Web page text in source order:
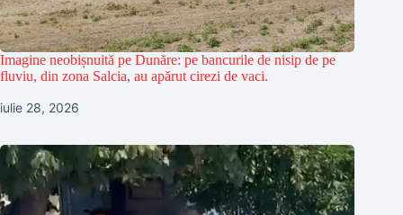
Imagine neobișnuită pe Dunăre: pe bancurile de nisip de pe
fluviu, din zona Salcia, au apărut cirezi de vaci.
iulie 28, 2026